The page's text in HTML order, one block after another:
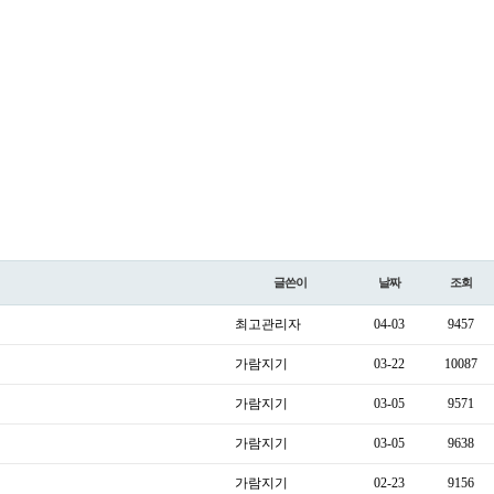
글쓴이 날짜 조회
최고관리자 04-03 9457
가람지기 03-22 10087
가람지기 03-05 9571
가람지기 03-05 9638
가람지기 02-23 9156